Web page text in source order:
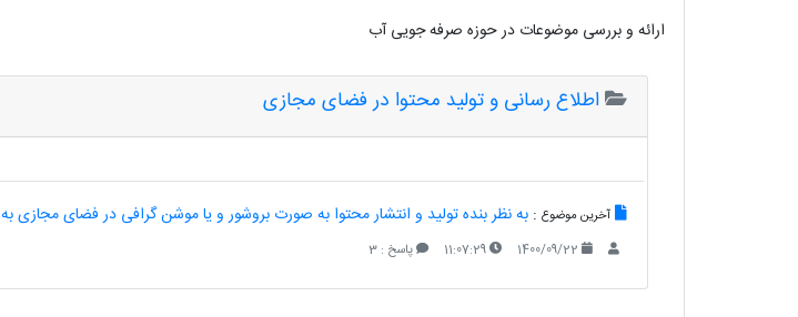
ارائه و بررسی موضوعات در حوزه صرفه جویی آب
اطلاع رسانی و تولید محتوا در فضای مجازی
آخرین موضوع : به نظر بنده تولید و انتشار محتوا به صورت بروشور و یا موشن گرافی در فضای
پاسخ : 3